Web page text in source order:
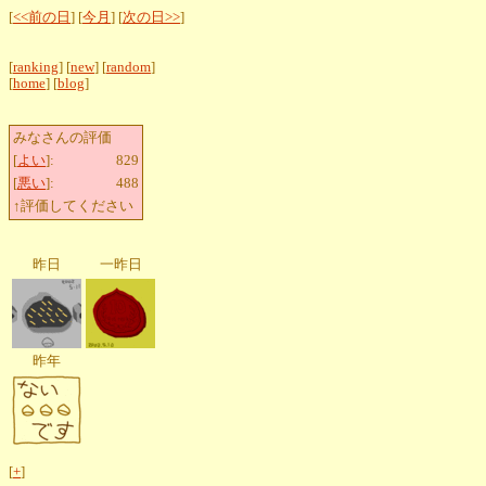
[<<前の日 ] [今月 ] [次の日>>]
[ranking] [new] [random]
[home] [blog]
みなさんの評価
[よい]:
829
[悪い]:
488
↑評価してください
昨日 一昨日
昨年
[+]